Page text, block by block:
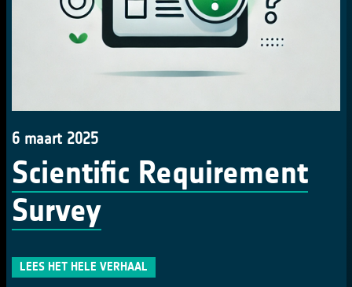
6 maart 2025
Scientific Requirement
Survey
LEES HET HELE VERHAAL